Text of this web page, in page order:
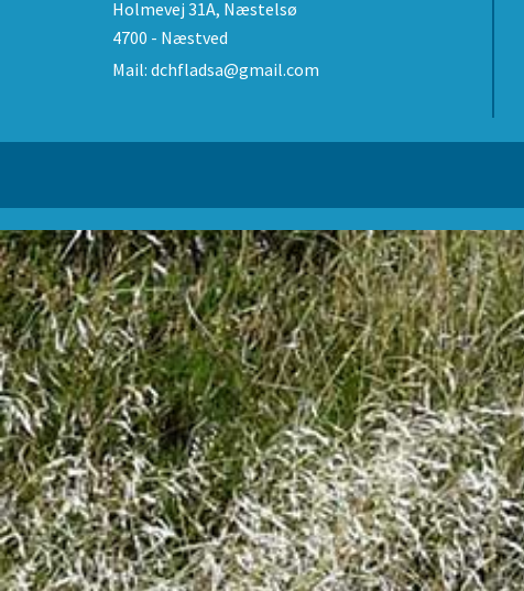
Holmevej 31A, Næstelsø
4700 - Næstved
Mail: dchfladsa@gmail.com